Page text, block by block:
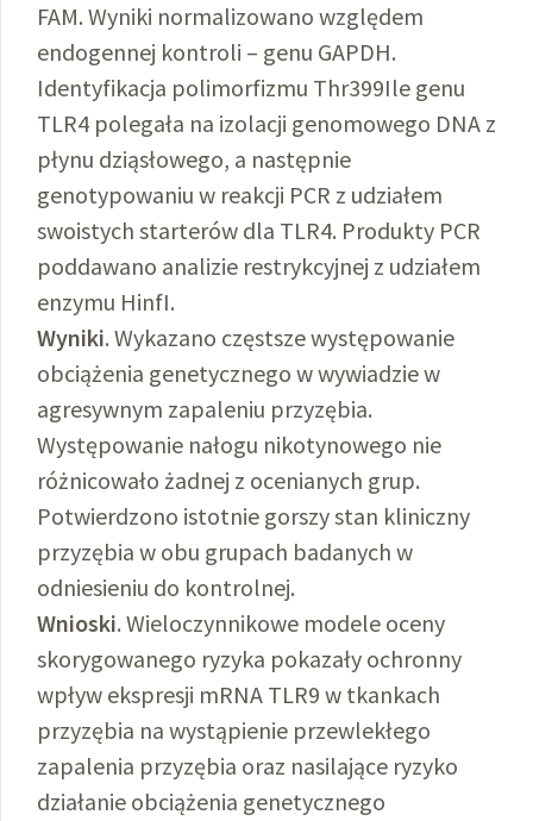
FAM. Wyniki normalizowano względem
endogennej kontroli – genu GAPDH.
Identyfikacja polimorfizmu Thr399Ile genu
TLR4 polegała na izolacji genomowego DNA z
płynu dziąsłowego, a następnie
genotypowaniu w reakcji PCR z udziałem
swoistych starterów dla TLR4. Produkty PCR
poddawano analizie restrykcyjnej z udziałem
enzymu HinfI.
Wyniki. Wykazano częstsze występowanie
obciążenia genetycznego w wywiadzie w
agresywnym zapaleniu przyzębia.
Występowanie nałogu nikotynowego nie
różnicowało żadnej z ocenianych grup.
Potwierdzono istotnie gorszy stan kliniczny
przyzębia w obu grupach badanych w
odniesieniu do kontrolnej.
Wnioski. Wieloczynnikowe modele oceny
skorygowanego ryzyka pokazały ochronny
wpływ ekspresji mRNA TLR9 w tkankach
przyzębia na wystąpienie przewlekłego
zapalenia przyzębia oraz nasilające ryzyko
działanie obciążenia genetycznego